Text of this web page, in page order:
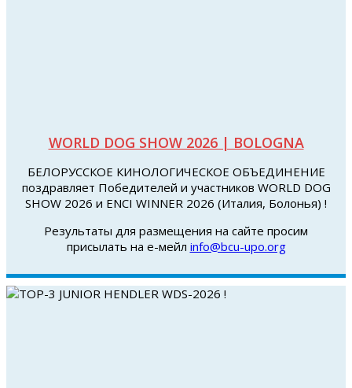
WORLD DOG SHOW 2026 | BOLOGNA
БЕЛОРУССКОЕ КИНОЛОГИЧЕСКОЕ ОБЪЕДИНЕНИЕ
поздравляет Победителей и участников WORLD DOG
SHOW 2026 и ENCI WINNER 2026 (Италия, Болонья) !
Результаты для размещения на сайте просим
присылать на е-мейл info@bcu-upo.org